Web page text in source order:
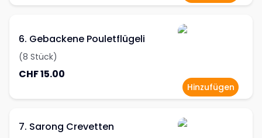
6. Gebackene Pouletflügeli
(8 Stück)
CHF 15.00
Hinzufügen
7. Sarong Crevetten